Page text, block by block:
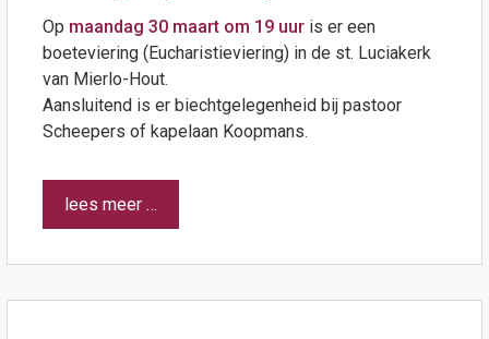
Op maandag 30 maart om 19 uuris er een
boeteviering (Eucharistieviering) in de st. Luciakerk
van Mierlo-Hout.
Aansluitend is er biechtgelegenheid bij pastoor
Scheepers of kapelaan Koopmans.
lees meer …